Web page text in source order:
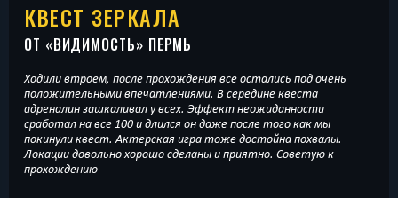
КВЕСТ ЗЕРКАЛА
ОТ «ВИДИМОСТЬ» ПЕРМЬ
Ходили втроем, после прохождения все остались под очень
положительными впечатлениями. В середине квеста
адреналин зашкаливал у всех. Эффект неожиданности
сработал на все 100 и длился он даже после того как мы
покинули квест. Актерская игра тоже достойна похвалы.
Локации довольно хорошо сделаны и приятно. Советую к
прохождению